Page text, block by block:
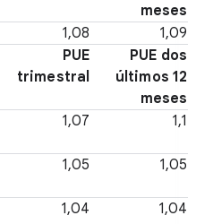
meses
1,08
1,09
PUE
trimestral
PUE dos
últimos 12
meses
1,07 1,1
1,05 1,05
1,04 1,04